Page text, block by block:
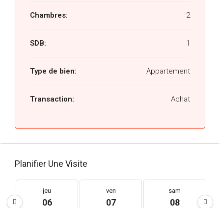
Chambres: 2
SDB: 1
Type de bien: Appartement
Transaction: Achat
Planifier Une Visite
jeu
06
ven
07
sam
08